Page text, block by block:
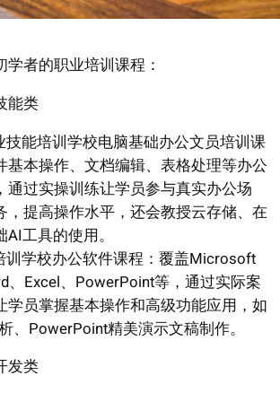
者的职业培训课程：
能类
能培训学校电脑基础办公文员培训课
基本操作、文档编辑、表格处理等办公
通过实操训练让学员参与真实办公场
，提高操作水平，还会教授云存储、在
工具的使用。
训学校办公软件课程：覆盖Microsoft
、Excel、PowerPoint等，通过实际案
学员掌握基本操作和高级功能应用，如
、PowerPoint精美演示文稿制作。
发类